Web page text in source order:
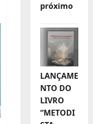
próximo
LANÇAME
NTO DO
LIVRO
“METODI